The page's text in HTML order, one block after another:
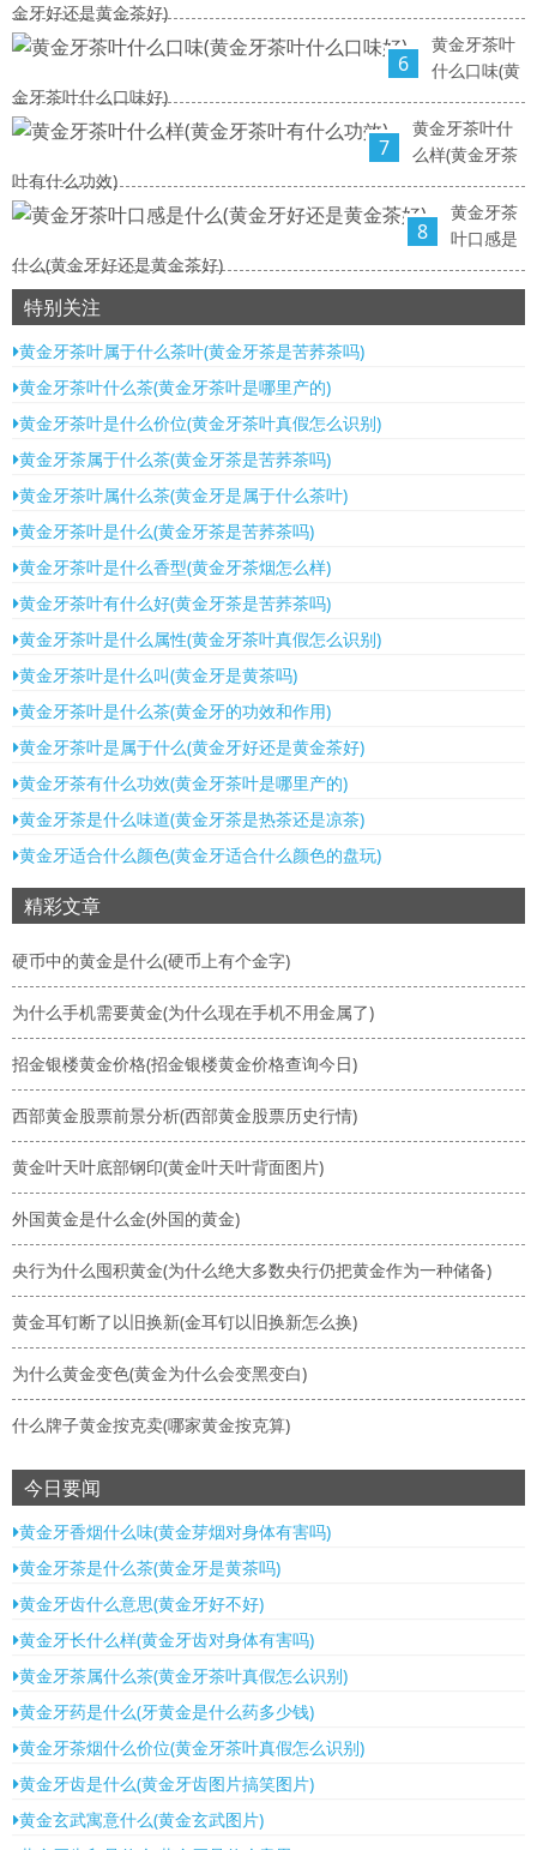
金牙好还是黄金茶好)
6
黄金牙茶叶
什么口味(黄
金牙茶叶什么口味好)
7
黄金牙茶叶什
么样(黄金牙茶
叶有什么功效)
8
黄金牙茶
叶口感是
什么(黄金牙好还是黄金茶好)
特别关注
黄金牙茶叶属于什么茶叶(黄金牙茶是苦荞茶吗)
黄金牙茶叶什么茶(黄金牙茶叶是哪里产的)
黄金牙茶叶是什么价位(黄金牙茶叶真假怎么识别)
黄金牙茶属于什么茶(黄金牙茶是苦荞茶吗)
黄金牙茶叶属什么茶(黄金牙是属于什么茶叶)
黄金牙茶叶是什么(黄金牙茶是苦荞茶吗)
黄金牙茶叶是什么香型(黄金牙茶烟怎么样)
黄金牙茶叶有什么好(黄金牙茶是苦荞茶吗)
黄金牙茶叶是什么属性(黄金牙茶叶真假怎么识别)
黄金牙茶叶是什么叫(黄金牙是黄茶吗)
黄金牙茶叶是什么茶(黄金牙的功效和作用)
黄金牙茶叶是属于什么(黄金牙好还是黄金茶好)
黄金牙茶有什么功效(黄金牙茶叶是哪里产的)
黄金牙茶是什么味道(黄金牙茶是热茶还是凉茶)
黄金牙适合什么颜色(黄金牙适合什么颜色的盘玩)
精彩文章
硬币中的黄金是什么(硬币上有个金字)
为什么手机需要黄金(为什么现在手机不用金属了)
招金银楼黄金价格(招金银楼黄金价格查询今日)
西部黄金股票前景分析(西部黄金股票历史行情)
黄金叶天叶底部钢印(黄金叶天叶背面图片)
外国黄金是什么金(外国的黄金)
央行为什么囤积黄金(为什么绝大多数央行仍把黄金作为一种储备)
黄金耳钉断了以旧换新(金耳钉以旧换新怎么换)
为什么黄金变色(黄金为什么会变黑变白)
什么牌子黄金按克卖(哪家黄金按克算)
今日要闻
黄金牙香烟什么味(黄金芽烟对身体有害吗)
黄金牙茶是什么茶(黄金牙是黄茶吗)
黄金牙齿什么意思(黄金牙好不好)
黄金牙长什么样(黄金牙齿对身体有害吗)
黄金牙茶属什么茶(黄金牙茶叶真假怎么识别)
黄金牙药是什么(牙黄金是什么药多少钱)
黄金牙茶烟什么价位(黄金牙茶叶真假怎么识别)
黄金牙齿是什么(黄金牙齿图片搞笑图片)
黄金玄武寓意什么(黄金玄武图片)